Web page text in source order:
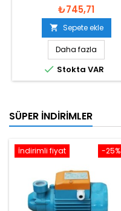
₺745,71
 Sepete ekle
Daha fazla
 Stokta VAR
SÜPER İNDIRIMLER
-25%
İndirimli fiyat